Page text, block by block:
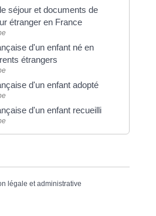
séjour et documents de
étranger en France
d'un enfant né en
étrangers
d'un enfant adopté
d'un enfant recueilli
légale et administrative